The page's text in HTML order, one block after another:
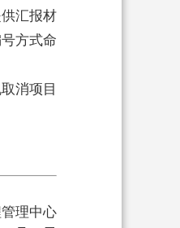
汇报材
方式命
消项目
理中心